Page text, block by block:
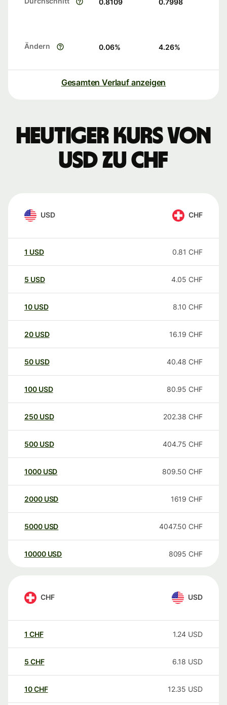
0.8109 0.7998
Ändern 0.06% 4.26%
Gesamten Verlauf anzeigen
Heutiger Kurs von
USD zu CHF
USD CHF
1 USD 0.81 CHF
5 USD 4.05 CHF
10 USD 8.10 CHF
20 USD 16.19 CHF
50 USD 40.48 CHF
100 USD 80.95 CHF
250 USD 202.38 CHF
500 USD 404.75 CHF
1000 USD 809.50 CHF
2000 USD 1619 CHF
5000 USD 4047.50 CHF
10000 USD 8095 CHF
CHF USD
1 CHF 1.24 USD
5 CHF 6.18 USD
10CHF 12.35 USD